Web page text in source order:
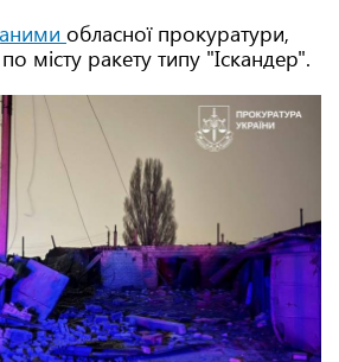
обласної прокуратури,
місту ракету типу "Іскандер".